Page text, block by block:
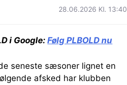
28.06.2026 Kl. 13:40
i Google:Følg PLBOLD nu
seneste sæsoner lignet en
afsked har klubben